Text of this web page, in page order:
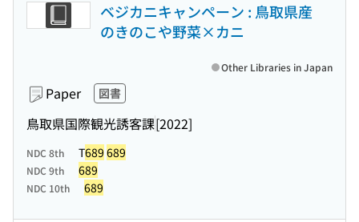
ベジカニキャンペーン : 鳥取県産
のきのこや野菜×カニ
Paper 図書
鳥取県国際観光誘客課[2022]
Other Libraries in Japan
NDC 8th T689 689
NDC 9th 689
NDC 10th 689